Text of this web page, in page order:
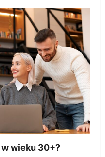
wieku 30+?